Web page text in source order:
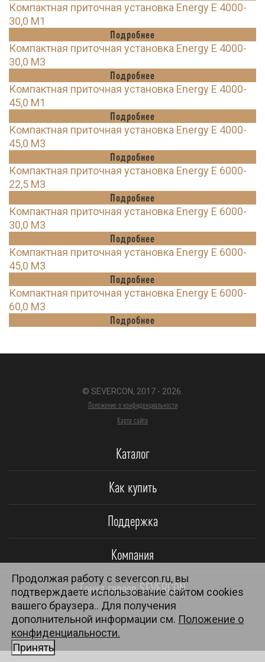
Компактная приточная установка Energy E 4000-
30,0 M1
Подробнее
Компактная приточная установка Energy E 4000-
30,0 M3
Подробнее
Компактная приточная установка Energy E 4000-
45,0 M1
Подробнее
Компактная приточная установка Energy E 4000-
45,0 M3
Подробнее
Компактная приточная установка Energy E 6000-
22,5 M3
Подробнее
Компактная приточная установка Energy E 6000-
30,0 M3
Подробнее
Компактная приточная установка Energy E 6000-
45,0 M3
Подробнее
Компактная приточная установка Energy E 6000-
60,0 M3
Подробнее
© SEVERCON, 2017 - 2026.
Положение о конфиденциальности
Карта сайта
Каталог
Как купить
Поддержка
Компания
Гонка героев SEVERCON
Продолжая работу с severcon.ru, вы
подтверждаете использование сайтом cookies
вашего браузера.. Для получения
дополнительной информации см. Положение о
конфиденциальности.
Принять